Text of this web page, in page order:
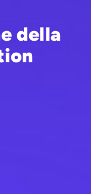
della